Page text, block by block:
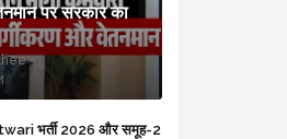
पर सरकार का
भर्ती 2026 और समूह-2